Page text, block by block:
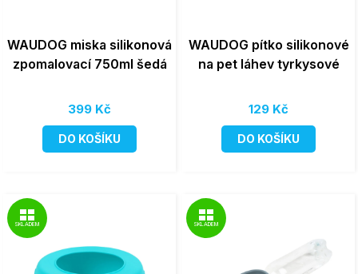
WAUDOG miska silikonová
zpomalovací 750ml šedá
399 Kč
DO KOŠÍKU
WAUDOG pítko silikonové
na pet láhev tyrkysové
129 Kč
DO KOŠÍKU
SKLADEM SKLADEM